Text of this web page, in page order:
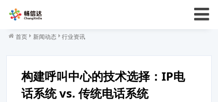
首页 新闻动态 行业资讯
构建呼叫中心的技术选择：IP电
话系统 vs. 传统电话系统